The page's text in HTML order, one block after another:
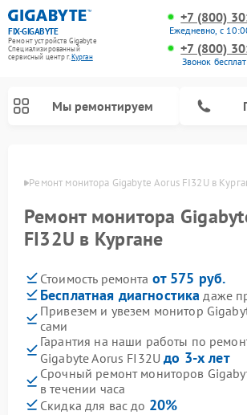
FIX-GIGABYTE
Ремонт устройств Gigabyte
Специализированный
cервисный центр г.Курган
+7 (800)
Ежедневно, с
+7 (800)
Звонок
Мы ремонтируем
Ремонт монитора Gigabyte Aorus FI32U в
Ремонт монитора
FI32U в Кургане
Стоимость ремонта от 575 руб.
Бесплатная диагностика даже
Привезем и увезем монитор
сами
Гарантия на наши работы по
Gigabyte Aorus FI32Uдо 3-х лет
Срочный ремонт мониторов
в течении часа
Скидка для вас до 20%